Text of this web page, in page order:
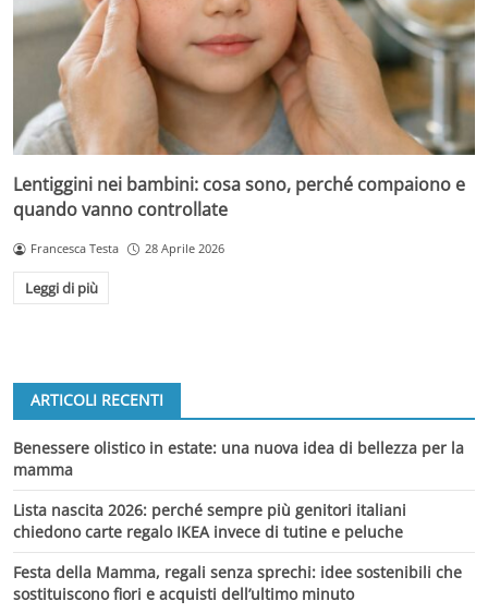
Lentiggini nei bambini: cosa sono, perché compaiono e
quando vanno controllate
Francesca Testa 28 Aprile 2026
Leggi di più
ARTICOLI RECENTI
Benessere olistico in estate: una nuova idea di bellezza per la
mamma
Lista nascita 2026: perché sempre più genitori italiani
chiedono carte regalo IKEA invece di tutine e peluche
Festa della Mamma, regali senza sprechi: idee sostenibili che
sostituiscono fiori e acquisti dell’ultimo minuto